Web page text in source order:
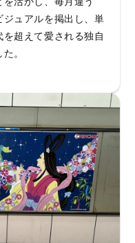
ジュアルを掲出し、単
超えて愛される独自
。